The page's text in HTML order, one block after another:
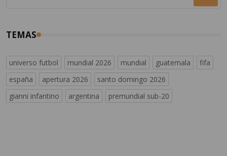
TEMAS
universo futbol mundial 2026 mundial guatemala
fifa
españa
apertura 2026
santo domingo 2026
gianni infantino
argentina premundial sub-20